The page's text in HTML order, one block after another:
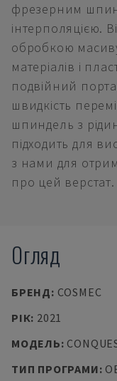
фрезерним
інтерполяцією.
обробкою
матеріалів і
подвійний
швидкість
шпиндель з
підходить для
з нами для
про цей верстат.
Огляд
БРЕНД: COSMEC
РІК: 2021
МОДЕЛЬ:
ТИП ПРОГРАМИ: